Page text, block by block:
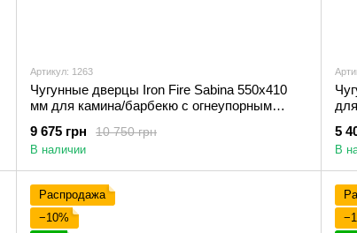
Артикул: 1263
Чугунные дверцы Iron Fire Sabina 550x410
мм для камина/барбекю с огнеупорным
10 750 грн
9 675 грн
В наличии
5
В
Распродажа
−10%